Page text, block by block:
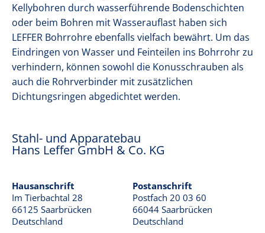
Kellybohren durch wasserführende Bodenschichten
oder beim Bohren mit Wasserauflast haben sich
LEFFER Bohrrohre ebenfalls vielfach bewährt. Um das
Eindringen von Wasser und Feinteilen ins Bohrrohr zu
verhindern, können sowohl die Konusschrauben als
auch die Rohrverbinder mit zusätzlichen
Dichtungsringen abgedichtet werden.
Stahl- und Apparatebau
Hans Leffer GmbH & Co. KG
Hausanschrift
Im Tierbachtal 28
66125 Saarbrücken
Deutschland
Postanschrift
Postfach 20 03 60
66044 Saarbrücken
Deutschland